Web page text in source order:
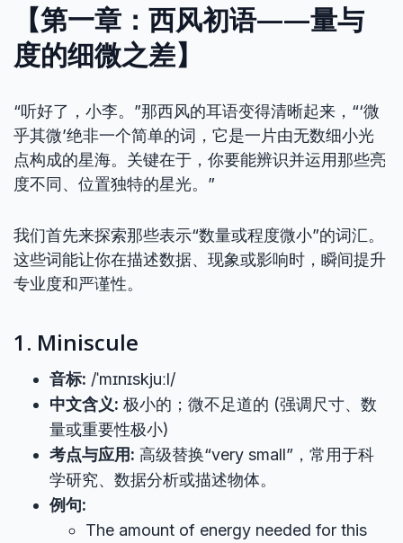
【第一章：西风初语——量与
度的细微之差】
“听好了，小李。”那西风的耳语变得清晰起来，“‘微
乎其微’绝非一个简单的词，它是一片由无数细小光
点构成的星海。关键在于，你要能辨识并运用那些亮
度不同、位置独特的星光。”
我们首先来探索那些表示“数量或程度微小”的词汇。
这些词能让你在描述数据、现象或影响时，瞬间提升
专业度和严谨性。
1. Miniscule
音标: /ˈmɪnɪskjuːl/
中文含义: 极小的；微不足道的 (强调尺寸、数
量或重要性极小)
考点与应用: 高级替换“very small”，常用于科
学研究、数据分析或描述物体。
例句:
The amount of energy needed for this